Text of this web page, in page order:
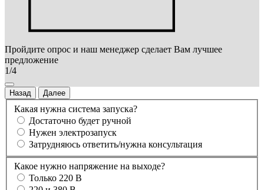
Пройдите опрос и наш менеджер сделает Вам лучшее
предложение
1/4
Назад Далее
Какая нужна система запуска?
Достаточно будет ручной
Нужен электрозапуск
Затрудняюсь ответить/нужна консультация
Какое нужно напряжение на выходе?
Только 220 В